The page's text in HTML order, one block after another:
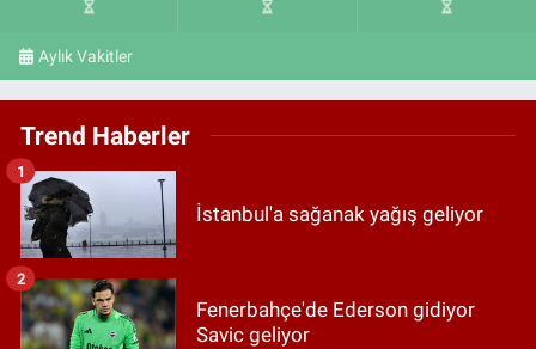
Aylık Vakitler
Trend Haberler
İstanbul'a sağanak yağış geliyor
1
Fenerbahçe'de Ederson gidiyor
Savic geliyor
2